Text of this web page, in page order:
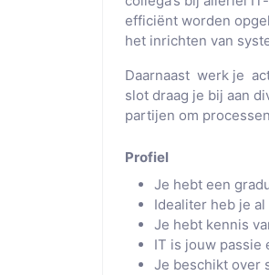
efficiënt worden
het inrichten van
Daarnaast werk je
slot draag je bij aan
partijen om
Profiel
Je hebt een
Idealiter heb je
Je hebt kennis
IT is jouw
Je beschikt over